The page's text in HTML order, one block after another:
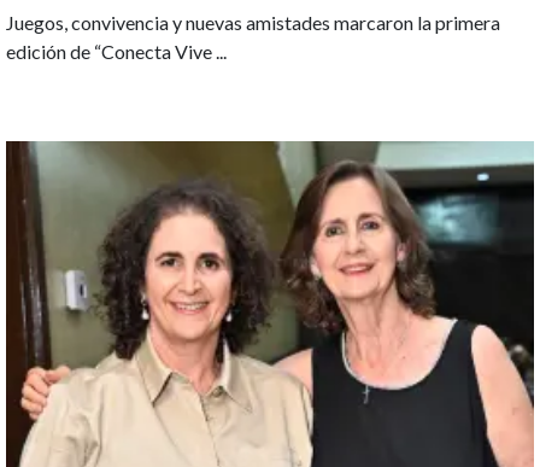
Juegos, convivencia y nuevas amistades marcaron la primera
edición de “Conecta Vive